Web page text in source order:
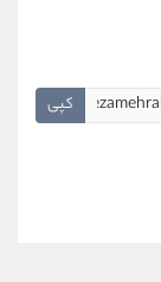
کپی